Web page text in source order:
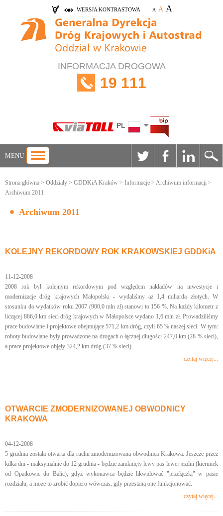
WERSJA KONTRASTOWA A A A
INFORMACJA DROGOWA
19 111
PL
MENU
Strona główna > Oddziały > GDDKiA Kraków > Informacje > Archiwum informacji >
Archiwum 2011
Archiwum 2011
KOLEJNY REKORDOWY ROK KRAKOWSKIEJ GDDKiA
11-12-2008
2008 rok był kolejnym rekordowym pod względem nakładów na inwestycje i
modernizacje dróg krajowych Małopolski - wydaliśmy aż 1,4 miliarda złotych. W
stosunku do wydatków roku 2007 (900,0 mln zł) stanowi to 156 %. Na każdy kilometr z
liczącej 886,0 km sieci dróg krajowych w Małopolsce wydano 1,6 mln zł. Prowadziliśmy
prace budowlane i projektowe obejmujące 571,2 km dróg, czyli 65 % naszej sieci. W tym:
roboty budowlane były prowadzone na drogach o łącznej długości 247,0 km (28 % sieci),
a prace projektowe objęły 324,2 km dróg (37 % sieci).
czytaj więcej...
OTWARCIE ZMODERNIZOWANEJ OBWODNICY
KRAKOWA
04-12-2008
5 grudnia została otwarta dla ruchu zmodernizowana obwodnica Krakowa. Jeszcze przez
kilka dni - maksymalnie do 12 grudnia - będzie zamknięty lewy pas lewej jezdni (kierunek
od Opatkowic do Balic), gdyż wykonawca będzie likwidować "przełączki" w pasie
rozdziału, a może to zrobić dopiero wówczas, gdy przestaną one funkcjonować.
czytaj więcej...